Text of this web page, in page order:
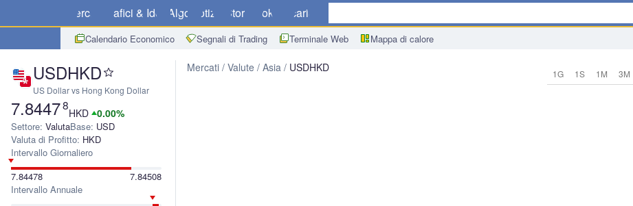
Mercati Grafici & Idee Algo Notizie Store Broker Scarica
Calendario Economico Segnali di Trading Terminale Web Mappa di calore
USDHKD
US Dollar vs Hong Kong Dollar
7.84478
HKD 0.00%
Settore: ValutaBase: USD
Valuta di Profitto: HKD
Intervallo Giornaliero
7.84478
7.84508
Intervallo Annuale
Mercati Valute Asia USDHKD 1G 1S 1M 3M